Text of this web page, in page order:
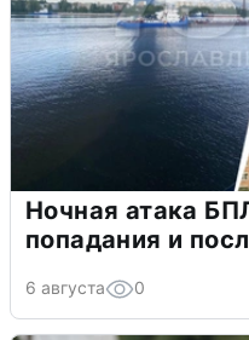
Ночная атака
попадания и
6 августа 0